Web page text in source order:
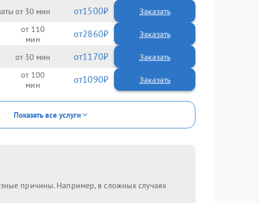
30 1500
110 2860
30 1170
100 1090
Показать все услуги
причины. Например, в сложных случаях